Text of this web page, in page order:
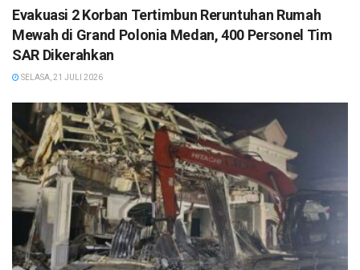
Evakuasi 2 Korban Tertimbun Reruntuhan Rumah
Mewah di Grand Polonia Medan, 400 Personel Tim
SAR Dikerahkan
SELASA, 21 JULI 2026